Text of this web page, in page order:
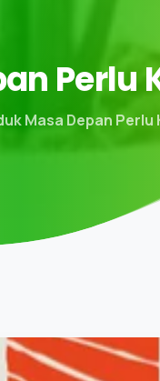
Perlu
Masa Depan Perlu